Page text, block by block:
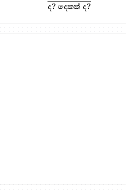
ද? දෙකක් ද?